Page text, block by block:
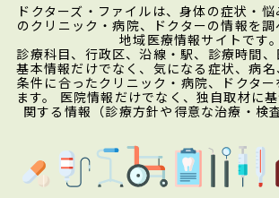
ドクターズ・ファイルは、身体の症状・
のクリニック・病院、ドクターの情報を
地域医療情報サイトです。
診療科目、行政区、沿線・駅、診療時間
基本情報だけでなく、気になる症状、病
条件に合ったクリニック・病院、ドクタ
ます。 医院情報だけでなく、独自取材に
関する情報（診療方針や得意な治療・検